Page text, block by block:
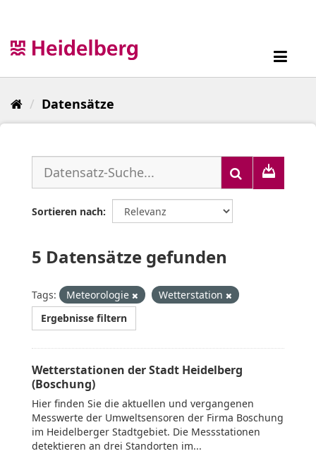
Datensätze
Sortieren nach
5 Datensätze gefunden
Tags: Meteorologie
Wetterstation
Ergebnisse filtern
Wetterstationen der Stadt Heidelberg
(Boschung)
Hier finden Sie die aktuellen und vergangenen
Messwerte der Umweltsensoren der Firma Boschung
im Heidelberger Stadtgebiet. Die Messstationen
detektieren an drei Standorten im...